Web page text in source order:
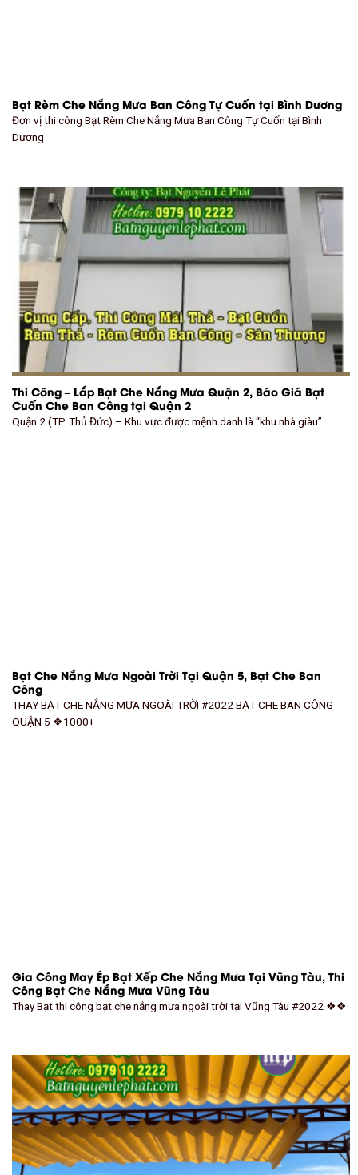
Bạt Rèm Che Nắng Mưa Ban Công Tự Cuốn tại Bình Dương
Đơn vị thi công Bạt Rèm Che Nắng Mưa Ban Công Tự Cuốn tại Bình
Dương
Thi Công – Lắp Bạt Che Nắng Mưa Quận 2, Báo Giá Bạt
Cuốn Che Ban Công tại Quận 2
Quận 2 (TP. Thủ Đức) – Khu vực được mệnh danh là “khu nhà giàu”
Bạt Che Nắng Mưa Ngoài Trời Tại Quận 5, Bạt Che Ban
Công
THAY BẠT CHE NẮNG MƯA NGOÀI TRỜI #2022 BẠT CHE BAN CÔNG
QUẬN 5 ❖1000+
Gia Công May Ép Bạt Xếp Che Nắng Mưa Tại Vũng Tàu, Thi
Công Bạt Che Nắng Mưa Vũng Tàu
Thay Bạt thi công bạt che nắng mưa ngoài trời tại Vũng Tàu #2022 ❖❖